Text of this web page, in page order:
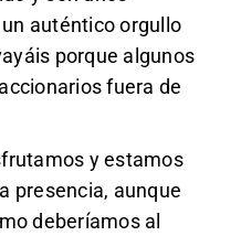
auténtico orgullo
porque algunos
fuera de
y estamos
presencia, aunque
deberíamos al